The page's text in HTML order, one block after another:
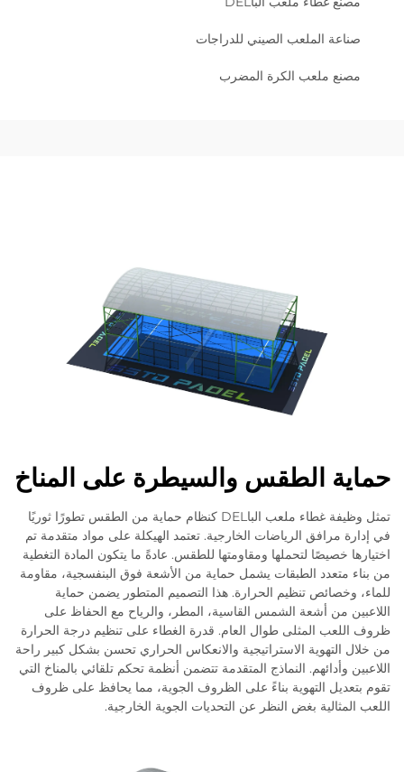
صناعة الملعب الصيني للدراجات
مصنع ملعب الكرة المضرب
حماية الطقس والسيطرة على المناخ
تمثل وظيفة غطاء ملعب الباDEL كنظام حماية من الطقس تطورًا ثوريًا
في إدارة مرافق الرياضات الخارجية. تعتمد الهيكلة على مواد متقدمة تم
اختيارها خصيصًا لتحملها ومقاومتها للطقس. عادةً ما يتكون المادة التغطية
من بناء متعدد الطبقات يشمل حماية من الأشعة فوق البنفسجية، مقاومة
للماء، وخصائص تنظيم الحرارة. هذا التصميم المتطور يضمن حماية
اللاعبين من أشعة الشمس القاسية، المطر، والرياح مع الحفاظ على
ظروف اللعب المثلى طوال العام. قدرة الغطاء على تنظيم درجة الحرارة
من خلال التهوية الاستراتيجية والانعكاس الحراري تحسن بشكل كبير راحة
اللاعبين وأدائهم. النماذج المتقدمة تتضمن أنظمة تحكم تلقائي بالمناخ التي
تقوم بتعديل التهوية بناءً على الظروف الجوية، مما يحافظ على ظروف
اللعب المثالية بغض النظر عن التحديات الجوية الخارجية.